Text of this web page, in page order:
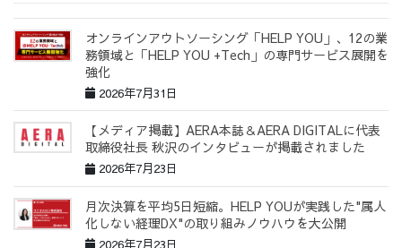
オンラインアウトソーシング「HELP YOU」、12の業
務領域と「HELP YOU +Tech」の専門サービス展開を
強化
2026年7月31日
【メディア掲載】AERA本誌＆AERA DIGITALに代表
取締役社長 秋沢のインタビューが掲載されました
2026年7月23日
月次決算を平均5日短縮。HELP YOUが実践した"属人
化しない経理DX"の取り組みノウハウを大公開
2026年7月23日